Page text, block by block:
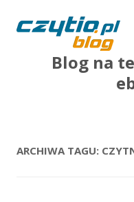
Blog na
ARCHIWA TAGU: